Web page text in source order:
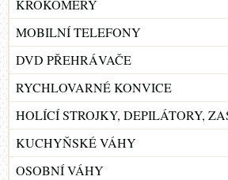
KROKOMĚRY
MOBILNÍ TELEFONY
DVD PŘEHRÁVAČE
RYCHLOVARNÉ KONVICE
HOLÍCÍ STROJKY, DEPILÁTORY,
KUCHYŇSKÉ VÁHY
OSOBNÍ VÁHY